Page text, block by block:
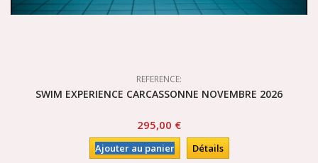
REFERENCE:
SWIM EXPERIENCE CARCASSONNE NOVEMBRE 2026
295,00 €
Ajouter au panier Détails